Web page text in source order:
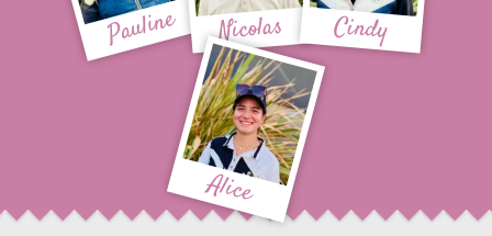
Pauline Nicolas Cindy
Alice